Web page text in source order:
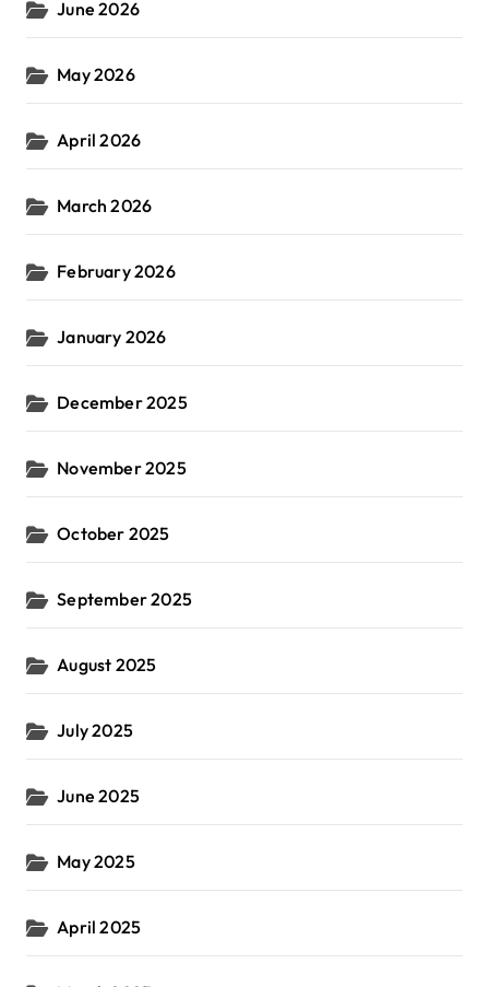
June 2026
May 2026
April 2026
March 2026
February 2026
January 2026
December 2025
November 2025
October 2025
September 2025
August 2025
July 2025
June 2025
May 2025
April 2025